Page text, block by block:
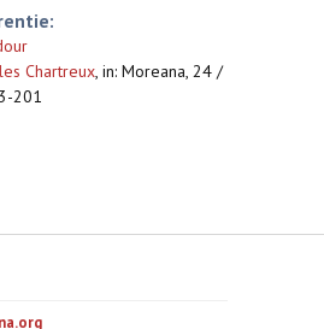
Chartreux, in: Moreana, 24 /
201